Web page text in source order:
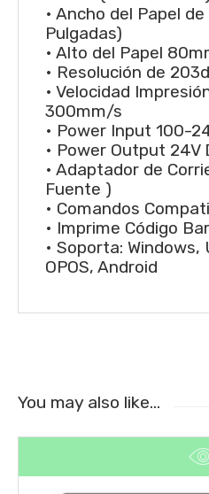
• Ancho del Papel
Pulgadas)
• Alto del Papel
• Resolución de
• Velocidad
300mm/s
• Power Input 100-
• Power Output 24V
• Adaptador de
Fuente )
• Comandos
• Imprime Código
• Soporta:
OPOS, Android
You may also like…